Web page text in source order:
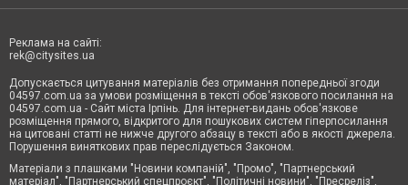
Реклама на сайті:
rek@citysites.ua
Допускається цитування матеріалів без отримання попередньої згоди
04597.com.ua за умови розміщення в тексті обов'язкового посилання на
04597.com.ua - Сайт міста Ірпінь. Для інтернет-видань обов'язкове
розміщення прямого, відкритого для пошукових систем гіперпосилання
на цитовані статті не нижче другого абзацу в тексті або в якості джерела.
Порушення виняткових прав переслідується Законом.
Матеріали з плашками "Новини компаній", "Промо", "Партнерський
матеріал", "Партнерський спецпроєкт", "Політичні новини", "Пресреліз",